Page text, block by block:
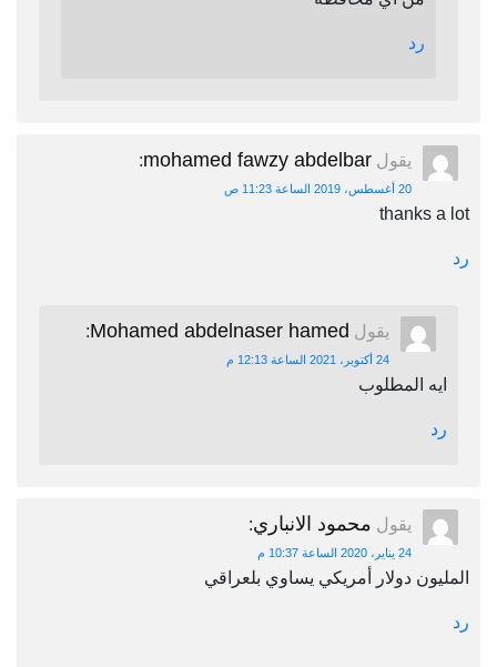
رد
يقول mohamed fawzy abdelbar
:
20 أغسطس، 2019 الساعة 11:23 ص
thanks a lot
رد
يقول Mohamed abdelnaser hamed
:
24 أكتوبر، 2021 الساعة 12:13 م
ايه المطلوب
رد
يقول محمود الانباري:
24 يناير، 2020 الساعة 10:37 م
المليون دولار أمريكي يساوي بلعراقي
رد